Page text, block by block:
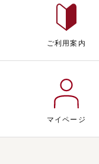
ご利用案内
マイページ